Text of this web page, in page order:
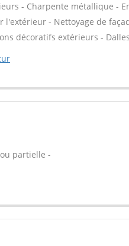
- Charpente métallique -
l'extérieur - Nettoyage de
décoratifs extérieurs -
partielle -